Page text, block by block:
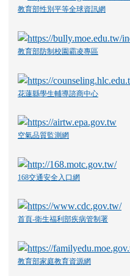
教育部性別平等全球資訊網
教育部防制校園霸凌專區
花蓮縣學生輔導諮商中心
空氣品質監測網
168交通安全入口網
首頁-衛生福利部疾病管制署
教育部家庭教育資源網